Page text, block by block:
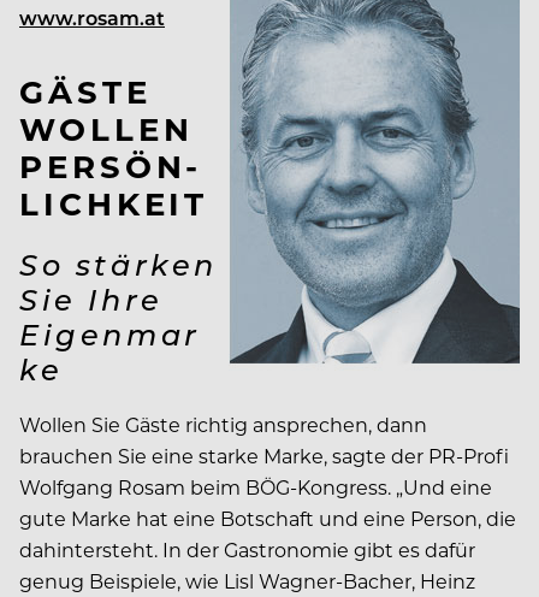
www.rosam.at
GÄSTE
WOLLEN
PERSÖN­
LICHKEIT
So stärken
Sie Ihre
Eigenmar
ke
Wollen Sie Gäste richtig ansprechen, dann
brauchen Sie eine starke Marke, sagte der PR-Profi
Wolfgang Rosam beim BÖG-Kongress. „Und eine
gute Marke hat eine Botschaft und eine Person, die
dahintersteht. In der Gastronomie gibt es dafür
genug Beispiele, wie Lisl Wagner-Bacher, Heinz